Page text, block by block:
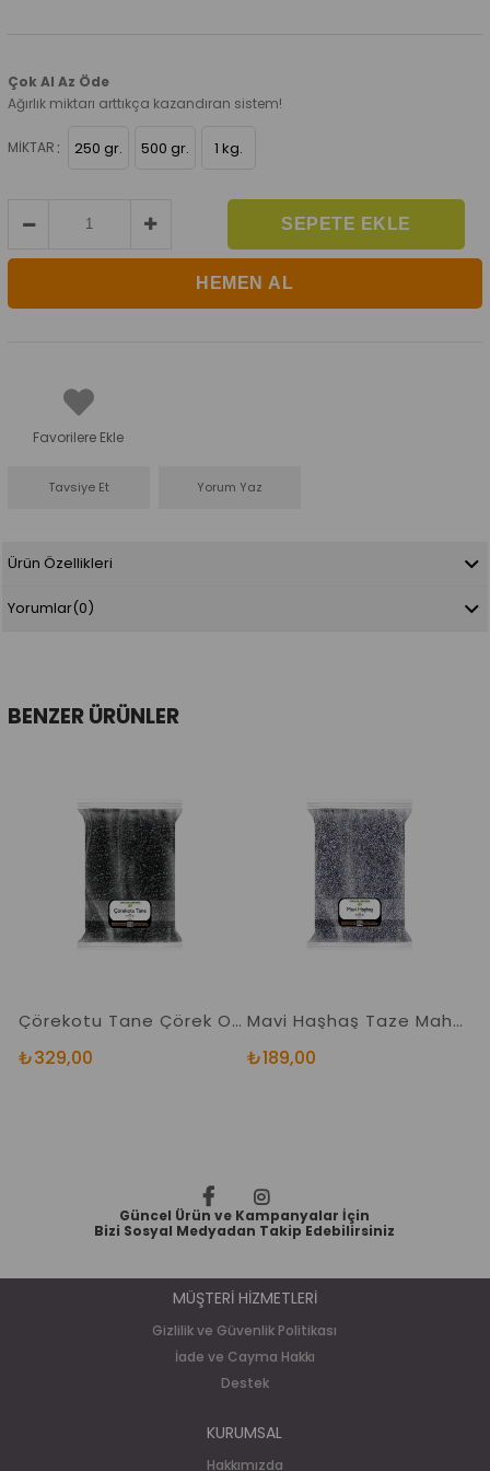
Çok Al Az Öde
Ağırlık miktarı arttıkça kazandıran sistem!
MIKTAR : 250 gr. 500 gr. 1 kg.
Favorilere Ekle
Tavsiye Et Yorum Yaz
Ürün Özellikleri
Yorumlar(0)
BENZER ÜRÜNLER
Çörekotu Tane Çörek Otu Yerli 1. Kalite
₺329,00
Mavi Haşhaş Taze Mahsul 1. Kalite
₺189,00
Güncel Ürün ve Kampanyalar İçin
Bizi Sosyal Medyadan Takip Edebilirsiniz
MÜŞTERİ HİZMETLERİ
Gizlilik ve Güvenlik Politikası
İade ve Cayma Hakkı
Destek
KURUMSAL
Hakkımızda